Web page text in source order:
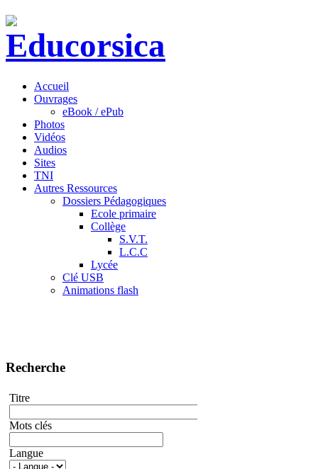
Accueil
Ouvrages
eBook / ePub
Photos
Vidéos
Audios
Sites
TNI
Autres Ressources
Dossiers Pédagogiques
Ecole primaire
Collège
S.V.T.
L.C.C
Lycée
Clé USB
Animations flash
Recherche
Titre
Mots clés
Langue